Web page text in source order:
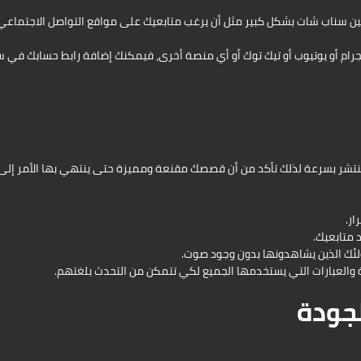
سناب شات بشكل كبير مثل أن يرغب متابعيك على مواقع التواصل
أو يوتيوب أو تيك توك أو أي منصة أخرى، فيمكنك إضافة رابط حسابك
بسرعة لذلك تأكد من أن قصصك مقنعة ومميزة حتى ينتهي بها الأمر
متابعيك.
الذين يشاهدونها بدون وجود صوت.
والعبارات التي يستخدمها الجميع لكي تتمكن من التحدث بلغتهم.